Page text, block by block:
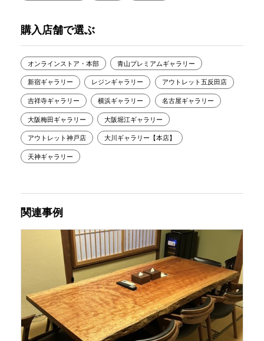
購入店舗で選ぶ
オンラインストア・本部 青山プレミアムギャラリー
新宿ギャラリー レジンギャラリー アウトレット五反田店
吉祥寺ギャラリー 横浜ギャラリー 名古屋ギャラリー
大阪梅田ギャラリー 大阪堀江ギャラリー
アウトレット神戸店 大川ギャラリー【本店】
天神ギャラリー
関連事例